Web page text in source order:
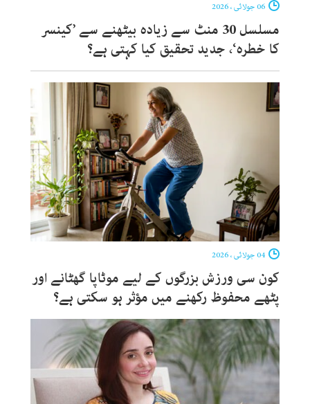
مسلسل 30 منٹ سے زیادہ بیٹھنے سے ’کینسر
کا خطرہ‘، جدید تحقیق کیا کہتی ہے؟
کون سی ورزش بزرگوں کے لیے موٹاپا گھٹانے اور
پٹھے محفوظ رکھنے میں مؤثر ہو سکتی ہے؟